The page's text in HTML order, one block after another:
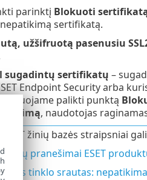
parinktį Blokuoti
sertifikatą.
užšifruotą pasenusiu
sugadintų sertifikatų –
Endpoint Security arba
palikti punktą
, naudotojas
ESET žinių bazės straipsniai
pranešimai ESET
tinklo srautas: